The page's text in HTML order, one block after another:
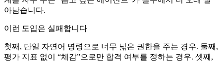
아남습니다.
이런 도입은 실패합니다
첫째, 단일 자연어 명령으로 너무 넓은 권한을 주는 경우. 둘째,
평가 지표 없이 “체감”으로만 합격 여부를 정하는 경우. 셋째,